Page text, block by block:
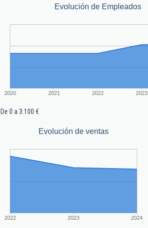
Evolución de Empleados
2020 2021 2022 2023
De 0 a 3.100 €
Evolución de ventas
2022 2023 2024